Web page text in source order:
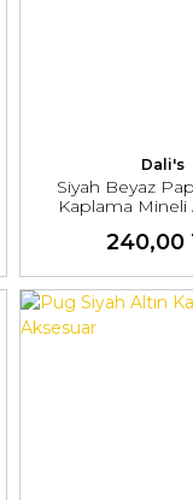
Dali's
Siyah Beyaz
Kaplama Mineli
240,00